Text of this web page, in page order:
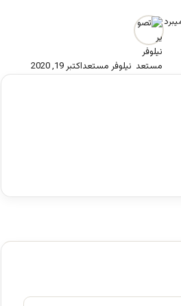
نیلوفر مستعداکتبر 19, 2020